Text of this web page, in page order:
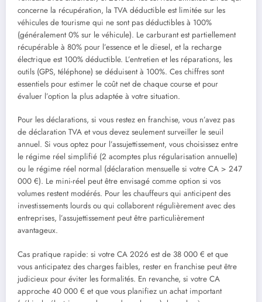
concerne la récupération, la TVA déductible est limitée sur les
véhicules de tourisme qui ne sont pas déductibles à 100%
(généralement 0% sur le véhicule). Le carburant est partiellement
récupérable à 80% pour l’essence et le diesel, et la recharge
électrique est 100% déductible. L’entretien et les réparations, les
outils (GPS, téléphone) se déduisent à 100%. Ces chiffres sont
essentiels pour estimer le coût net de chaque course et pour
évaluer l’option la plus adaptée à votre situation.
Pour les déclarations, si vous restez en franchise, vous n’avez pas
de déclaration TVA et vous devez seulement surveiller le seuil
annuel. Si vous optez pour l’assujettissement, vous choisissez entre
le régime réel simplifié (2 acomptes plus régularisation annuelle)
ou le régime réel normal (déclaration mensuelle si votre CA > 247
000 €). Le mini-réel peut être envisagé comme option si vos
volumes restent modérés. Pour les chauffeurs qui anticipent des
investissements lourds ou qui collaborent régulièrement avec des
entreprises, l’assujettissement peut être particulièrement
avantageux.
Cas pratique rapide: si votre CA 2026 est de 38 000 € et que
vous anticipatez des charges faibles, rester en franchise peut être
judicieux pour éviter les formalités. En revanche, si votre CA
approche 40 000 € et que vous planifiez un achat important